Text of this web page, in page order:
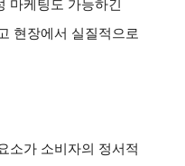
마케팅도 가능하긴
현장에서 실질적으로
소가 소비자의 정서적